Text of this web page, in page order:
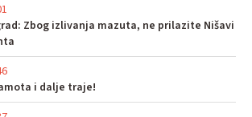
Zbog izlivanja mazuta, ne prilazite Nišavi
i dalje traje!